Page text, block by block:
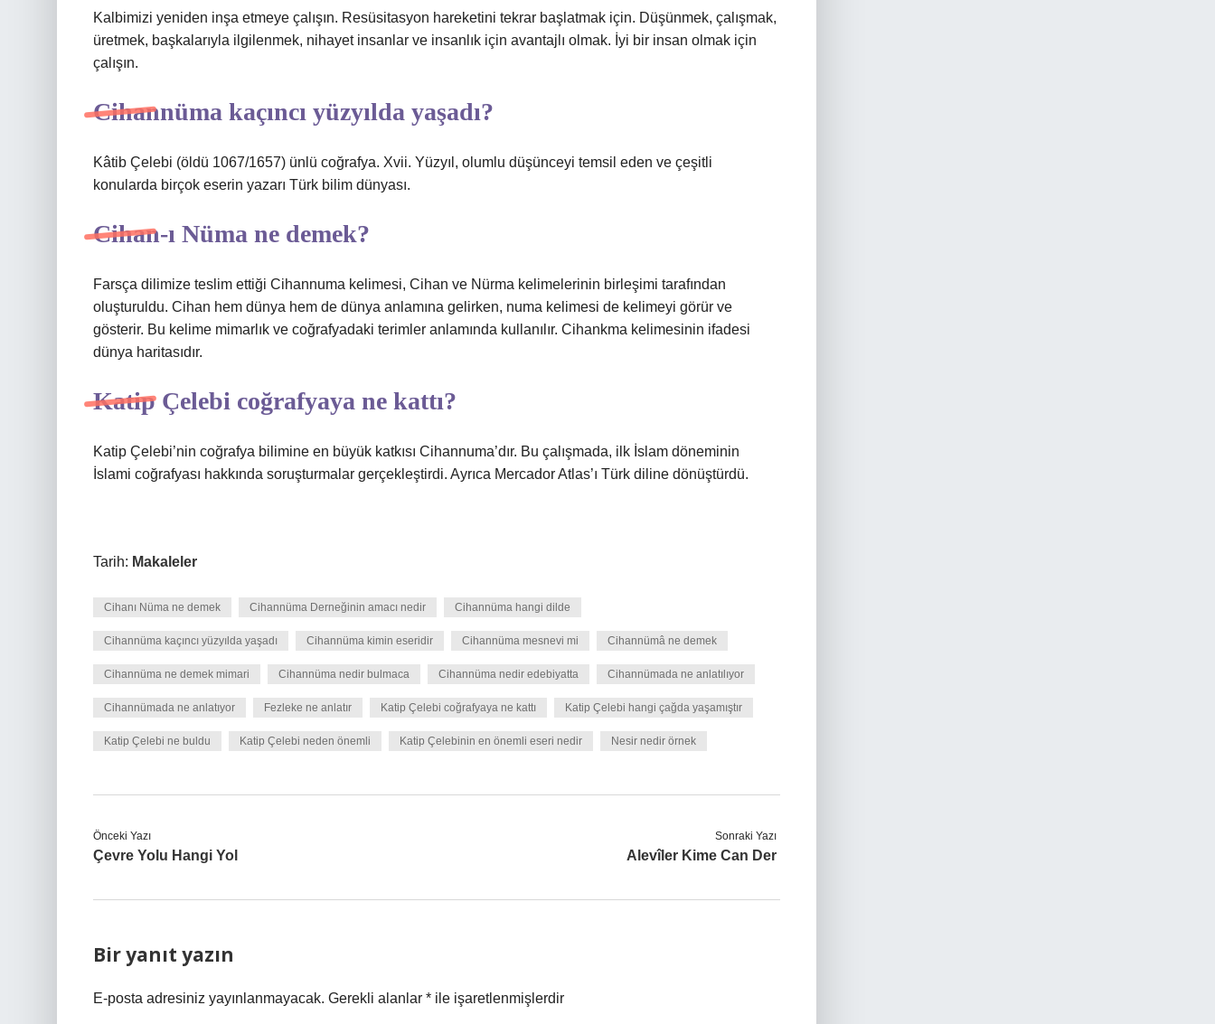
Kalbimizi yeniden inşa etmeye çalışın. Resüsitasyon hareketini tekrar başlatmak için. Düşünmek, çalışmak,
üretmek, başkalarıyla ilgilenmek, nihayet insanlar ve insanlık için avantajlı olmak. İyi bir insan olmak için
çalışın.
Cihannüma kaçıncı yüzyılda yaşadı?
Kâtib Çelebi (öldü 1067/1657) ünlü coğrafya. Xvii. Yüzyıl, olumlu düşünceyi temsil eden ve çeşitli
konularda birçok eserin yazarı Türk bilim dünyası.
Cihan-ı Nüma ne demek?
Farsça dilimize teslim ettiği Cihannuma kelimesi, Cihan ve Nürma kelimelerinin birleşimi tarafından
oluşturuldu. Cihan hem dünya hem de dünya anlamına gelirken, numa kelimesi de kelimeyi görür ve
gösterir. Bu kelime mimarlık ve coğrafyadaki terimler anlamında kullanılır. Cihankma kelimesinin ifadesi
dünya haritasıdır.
Katip Çelebi coğrafyaya ne kattı?
Katip Çelebi’nin coğrafya bilimine en büyük katkısı Cihannuma’dır. Bu çalışmada, ilk İslam döneminin
İslami coğrafyası hakkında soruşturmalar gerçekleştirdi. Ayrıca Mercador Atlas’ı Türk diline dönüştürdü.
Tarih: Makaleler
Cihanı Nüma ne demek Cihannüma Derneğinin amacı nedir Cihannüma hangi dilde
Cihannüma kaçıncı yüzyılda yaşadı Cihannüma kimin eseridir Cihannüma mesnevi mi Cihannümâ ne demek
Cihannüma ne demek mimari Cihannüma nedir bulmaca Cihannüma nedir edebiyatta Cihannümada ne anlatılıyor
Cihannümada ne anlatıyor Fezleke ne anlatır Katip Çelebi coğrafyaya ne kattı Katip Çelebi hangi çağda yaşamıştır
Katip Çelebi ne buldu Katip Çelebi neden önemli Katip Çelebinin en önemli eseri nedir Nesir nedir örnek
Önceki Yazı
Çevre Yolu Hangi Yol
Sonraki Yazı
Alevîler Kime Can Der
Bir yanıt yazın
E-posta adresiniz yayınlanmayacak. Gerekli alanlar * ile işaretlenmişlerdir